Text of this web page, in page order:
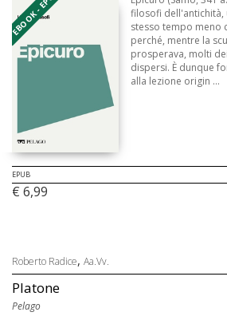
EBOOK - EPUB
filosofi dell'antichità,
stesso tempo meno
perché, mentre la
prosperava, molti
dispersi. È dunque
alla lezione origin ...
EPUB
€ 6,99
Roberto Radice, Aa.Vv.
Platone
Pelago